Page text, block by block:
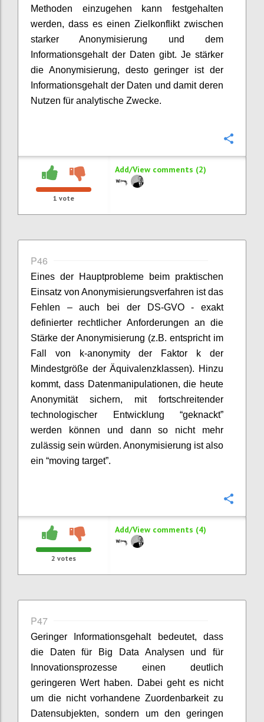
Methoden einzugehen kann festgehalten
werden, dass es einen Zielkonflikt zwischen
starker Anonymisierung und dem
Informationsgehalt der Daten gibt. Je stärker
die Anonymisierung, desto geringer ist der
Informationsgehalt der Daten und damit deren
Nutzen für analytische Zwecke.
1 vote
Add/View comments (2)
P46
Eines der Hauptprobleme beim praktischen
Einsatz von Anonymisierungsverfahren ist das
Fehlen – auch bei der DS-GVO - exakt
definierter rechtlicher Anforderungen an die
Stärke der Anonymisierung (z.B. entspricht im
Fall von k-anonymity der Faktor k der
Mindestgröße der Äquivalenzklassen). Hinzu
kommt, dass Datenmanipulationen, die heute
Anonymität sichern, mit fortschreitender
technologischer Entwicklung “geknackt”
werden können und dann so nicht mehr
zulässig sein würden. Anonymisierung ist also
ein “moving target”.
2 votes
Add/View comments (4)
P47
Geringer Informationsgehalt bedeutet, dass
die Daten für Big Data Analysen und für
Innovationsprozesse einen deutlich
geringeren Wert haben. Dabei geht es nicht
um die nicht vorhandene Zuordenbarkeit zu
Datensubjekten, sondern um den geringen